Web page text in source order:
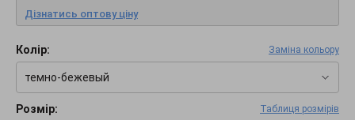
Дізнатись оптову ціну
Колір: Заміна кольору
темно-бежевый
Розмір: Таблиця розмірів